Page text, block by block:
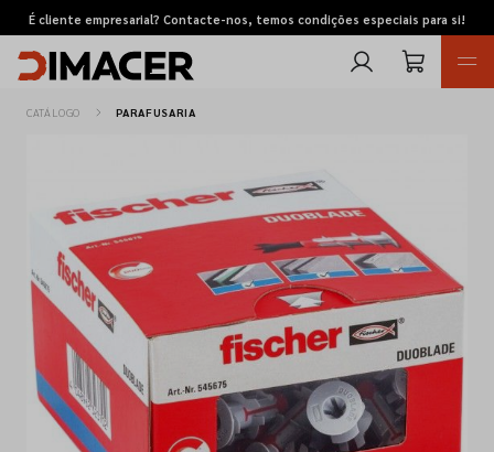
É cliente empresarial? Contacte-nos, temos condições especiais para si!
Retomas
Pedidos de cotação
Marcas
CATÁLOGO PARAFUSARIA